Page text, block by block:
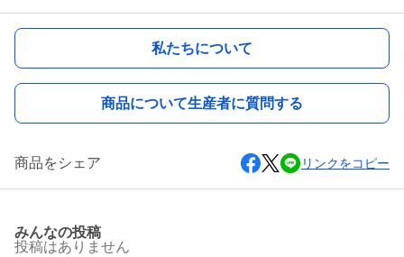
私たちについて
商品について生産者に質問する
商品をシェア リンクをコピー
みんなの投稿
投稿はありません